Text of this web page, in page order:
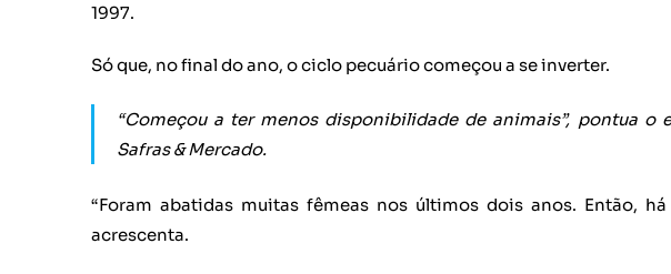
1997.
Só que, no final do ano, o ciclo pecuário começou a se inverter.
“Começou a ter menos disponibilidade de animais”, pontua o
Safras & Mercado.
“Foram abatidas muitas fêmeas nos últimos dois anos. Então,
acrescenta.